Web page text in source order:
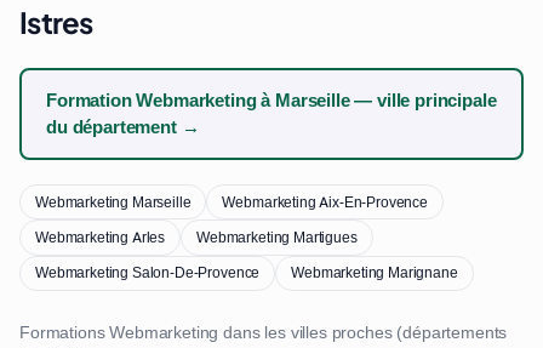
Istres
Formation Webmarketing à Marseille — ville principale
du département →
Webmarketing Marseille
Webmarketing Aix-En-Provence
Webmarketing Arles
Webmarketing Martigues
Webmarketing Salon-De-Provence
Webmarketing Marignane
Formations Webmarketing dans les villes proches (départements